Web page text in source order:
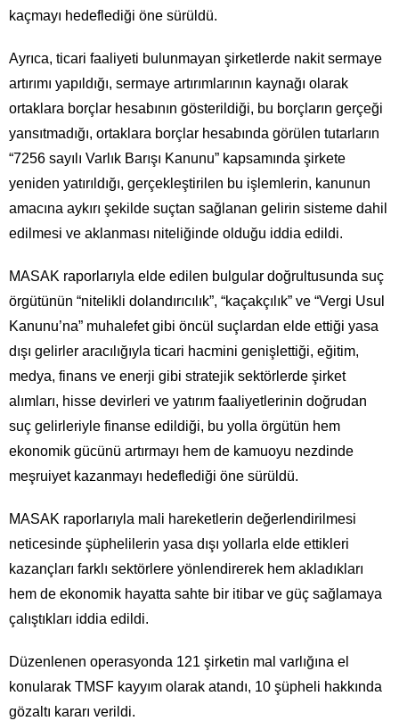
kaçmayı hedeflediği öne sürüldü.
Ayrıca, ticari faaliyeti bulunmayan şirketlerde nakit sermaye
artırımı yapıldığı, sermaye artırımlarının kaynağı olarak
ortaklara borçlar hesabının gösterildiği, bu borçların gerçeği
yansıtmadığı, ortaklara borçlar hesabında görülen tutarların
“7256 sayılı Varlık Barışı Kanunu” kapsamında şirkete
yeniden yatırıldığı, gerçekleştirilen bu işlemlerin, kanunun
amacına aykırı şekilde suçtan sağlanan gelirin sisteme dahil
edilmesi ve aklanması niteliğinde olduğu iddia edildi.
MASAK raporlarıyla elde edilen bulgular doğrultusunda suç
örgütünün “nitelikli dolandırıcılık”, “kaçakçılık” ve “Vergi Usul
Kanunu’na” muhalefet gibi öncül suçlardan elde ettiği yasa
dışı gelirler aracılığıyla ticari hacmini genişlettiği, eğitim,
medya, finans ve enerji gibi stratejik sektörlerde şirket
alımları, hisse devirleri ve yatırım faaliyetlerinin doğrudan
suç gelirleriyle finanse edildiği, bu yolla örgütün hem
ekonomik gücünü artırmayı hem de kamuoyu nezdinde
meşruiyet kazanmayı hedeflediği öne sürüldü.
MASAK raporlarıyla mali hareketlerin değerlendirilmesi
neticesinde şüphelilerin yasa dışı yollarla elde ettikleri
kazançları farklı sektörlere yönlendirerek hem akladıkları
hem de ekonomik hayatta sahte bir itibar ve güç sağlamaya
çalıştıkları iddia edildi.
Düzenlenen operasyonda 121 şirketin mal varlığına el
konularak TMSF kayyım olarak atandı, 10 şüpheli hakkında
gözaltı kararı verildi.